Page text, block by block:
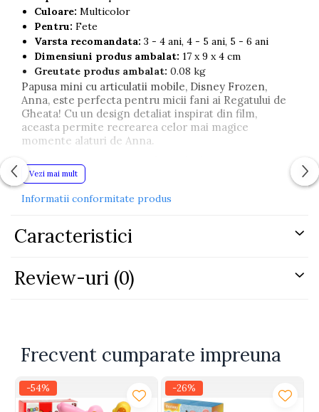
Culoare: Multicolor
Pentru: Fete
Varsta recomandata: 3 - 4 ani, 4 - 5 ani, 5 - 6 ani
Dimensiuni produs ambalat: 17 x 9 x 4 cm
Greutate produs ambalat: 0.08 kg
Papusa mini cu articulatii mobile, Disney Frozen,
Anna, este perfecta pentru micii fani ai Regatului de
Gheata! Cu un design detaliat inspirat din film,
aceasta permite recrearea celor mai magice
momente alaturi de Anna.
Dimensiunea compacta o face ideala pentru joaca
oriunde, iar articulatiile mobile ofera posibilitati
variate de pozitionare. Un cadou minunat pentru
orice copil care indrageste lumea Frozen!
- 1x papusa Anna.
Vezi mai mult
Informatii conformitate produs
Caracteristici
Review-uri (0)
Frecvent cumparate impreuna
-54% -26%